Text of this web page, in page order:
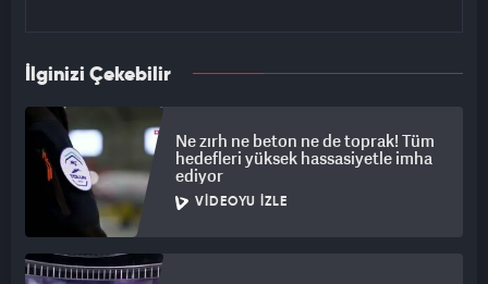
İlginizi Çekebilir
Ne zırh ne beton ne de toprak! Tüm
hedefleri yüksek hassasiyetle imha
ediyor
VIDEOYU İZLE